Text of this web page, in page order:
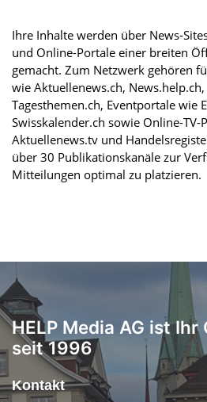
Ihre Inhalte werden über News-
und Online-Portale einer breiten
gemacht. Zum Netzwerk gehören
wie Aktuellenews.ch,
Tagesthemen.ch, Eventportale wie
Swisskalender.ch sowie Online-
Aktuellenews.tv und
über 30 Publikationskanäle zur
Mitteilungen optimal zu platzieren.
HELP Media AG ist
seit 1996
Kontakt